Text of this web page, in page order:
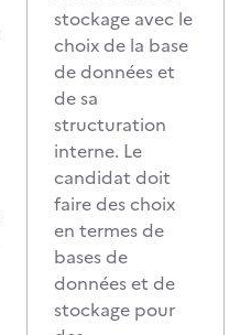
stockage avec le
choix de la base
de données et
de sa
structuration
interne. Le
candidat doit
faire des choix
en termes de
bases de
données et de
stockage pour